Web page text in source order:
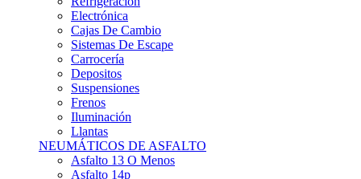
Electrónica
Cajas De Cambio
Sistemas De Escape
Carrocería
Depositos
Suspensiones
Frenos
Iluminación
Llantas
NEUMÁTICOS DE ASFALTO
Asfalto 13 O Menos
Asfalto 14p